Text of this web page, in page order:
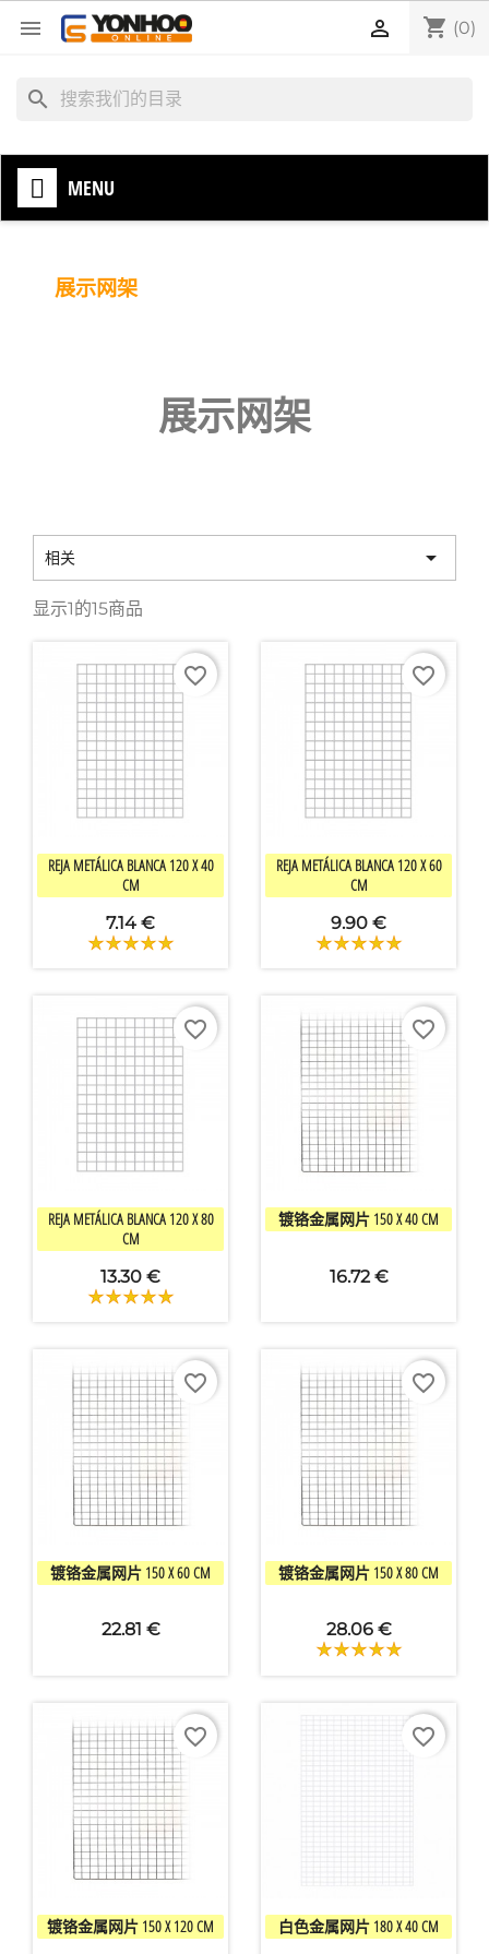
 shopping_cart (0)

search
MENU
展示网架
展示网架
相关 
显示1的15商品
快速查看
REJA METÁLICA BLANCA 120 X 40
CM
7.14 €
favorite_border
快速查看
REJA METÁLICA BLANCA 120 X 60
CM
9.90 €
favorite_border
快速查看
REJA METÁLICA BLANCA 120 X 80
CM
13.30 €
favorite_border
快速查看
镀铬金属网片 150 X 40 CM
16.72 €
favorite_border
快速查看
镀铬金属网片 150 X 60 CM
22.81 €
favorite_border
快速查看
镀铬金属网片 150 X 80 CM
28.06 €
favorite_border
快速查看
镀铬金属网片 150 X 120 CM
favorite_border
快速查看
白色金属网片 180 X 40 CM
favorite_border